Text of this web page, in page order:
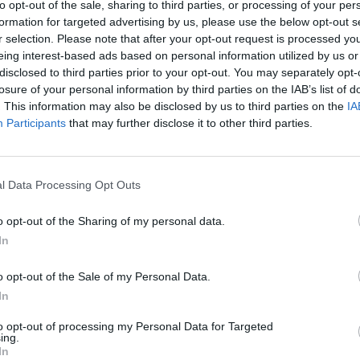
opt-out of the sale, sharing to third parties, or processing of your
for targeted advertising by us, please use the below opt-out
selection. Please note that after your opt-out request is processed
interest-based ads based on personal information utilized by us
to third parties prior to your opt-out. You may separately
of your personal information by third parties on the IAB’s list of
This information may also be disclosed by us to third parties on the
Participants that may further disclose it to other third parties.
Data Processing Opt Outs
opt-out of the Sharing of my personal data.
opt-out of the Sale of my Personal Data.
opt-out of processing my Personal Data for Targeted
eredményei alapján nem lát jelentős változásokat a
az OTP Research a legutóbbi értékeléséhez képest.
a PannErgy közelgő, április 12-i éves rendes
április 15-én megjelenő negyedéves termelési
vételről felülvizsgálat alattira módosította a
Day 2026Október 21-én jön a Portfolio Investment Day 2026,
a választ a befektetőket leginkább foglalkoztató kérdésekre.
évek nyertesei, mire számíthatunk a részvény-, kötvény-
portfolio.hu hírarchívumához tartozik, melynek olvasása